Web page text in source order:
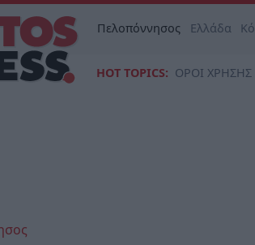
Πελοπόννησος Ελλάδα
HOT TOPICS: ΟΡΟΙ ΧΡΗΣΗΣ